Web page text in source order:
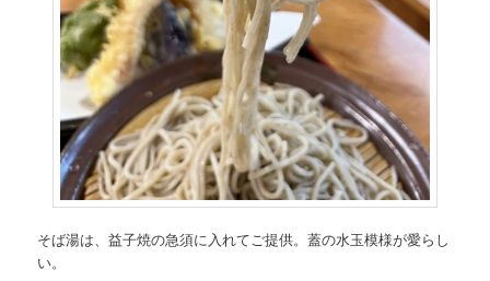
そば湯は、益子焼の急須に入れてご提供。蓋の水玉模様が愛らし
い。